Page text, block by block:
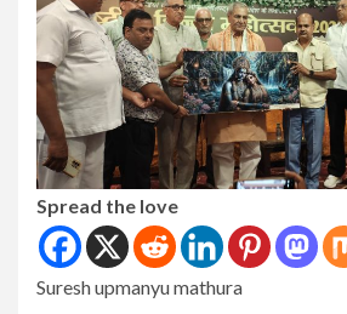
Spread the love
Suresh upmanyu mathura